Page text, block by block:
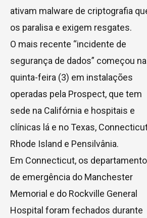
ativam malware de criptografia
os paralisa e exigem resgates.
O mais recente “incidente de
segurança de dados” começou na
quinta-feira (3) em instalações
operadas pela Prospect, que tem
sede na Califórnia e hospitais e
clínicas lá e no Texas,
Rhode Island e Pensilvânia.
Em Connecticut, os
de emergência do Manchester
Memorial e do Rockville General
Hospital foram fechados durante